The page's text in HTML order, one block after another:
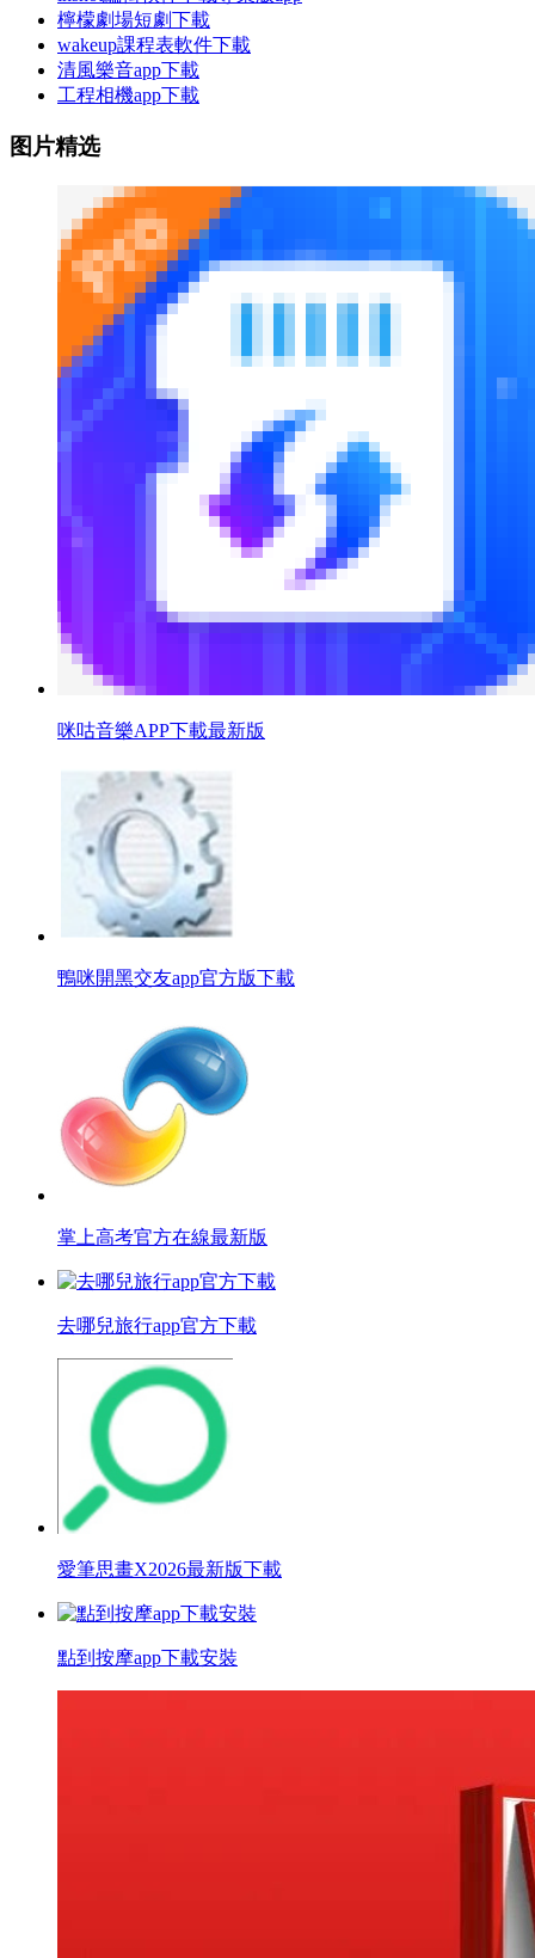
檸檬劇場短劇下載
wakeup課程表軟件下載
清風樂音app下載
工程相機app下載
图片精选
咪咕音樂APP下載最新版
鴨咪開黑交友app官方版下載
掌上高考官方在線最新版
去哪兒旅行app官方下載
愛筆思畫X2026最新版下載
點到按摩app下載安裝